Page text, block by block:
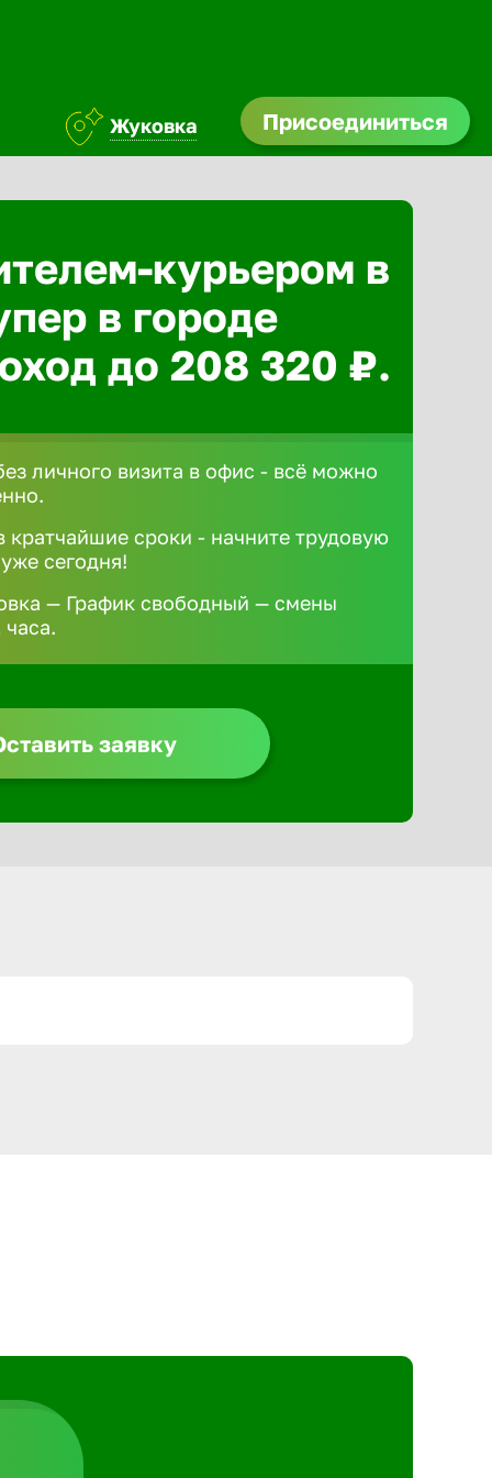
Жуковка Присоединиться
курьером в
в городе
до 208 320 ₽.
личного визита в офис - всё можно
сроки - начните трудовую
сегодня!
— График свободный — смены
заявку